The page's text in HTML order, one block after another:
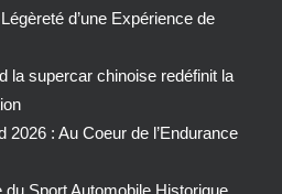
d’une Expérience de
la supercar chinoise redéfinit la
2026 : Au Coeur de l’Endurance
Sport Automobile Historique